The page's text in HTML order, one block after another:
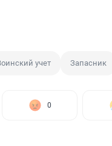
учет Запасник
0